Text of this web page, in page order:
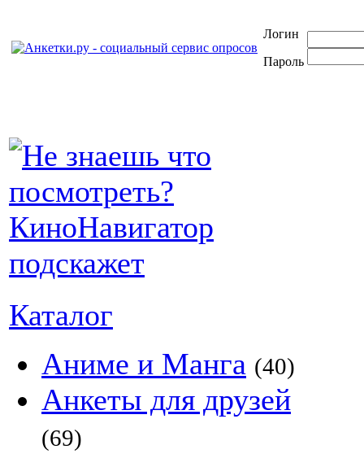
Логин
Пароль
Каталог
Аниме и Манга (40)
Анкеты для друзей
(69)